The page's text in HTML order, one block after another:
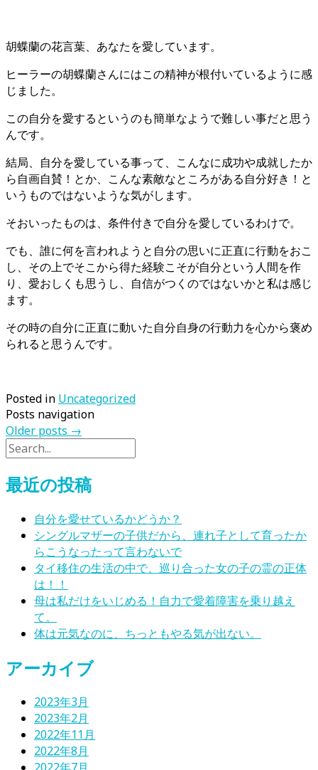
胡蝶蘭の花言葉、あなたを愛しています。
ヒーラーの胡蝶蘭さんにはこの精神が根付いているように感
じました。
この自分を愛するというのも簡単なようで難しい事だと思う
んです。
結局、自分を愛している事って、こんなに成功や成就したか
ら自画自賛！とか、こんな素敵なところがある自分好き！と
いうものではないような気がします。
そおいったものは、条件付きで自分を愛しているわけで。
でも、誰に何を言われようと自分の思いに正直に行動をおこ
し、その上でそこから得た経験こそが自分という人間を作
り、愛おしくも思うし、自信がつくのではないかと私は感じ
ます。
その時の自分に正直に動いた自分自身の行動力を心から褒め
られると思うんです。
Posted in Uncategorized
Posts navigation
Older posts →
最近の投稿
自分を愛せているかどうか？
シングルマザーの子供だから、連れ子として育ったか
らこうなったって言わないで
タイ移住の生活の中で、巡り合った女の子の霊の正体
は！！
母は私だけをいじめる！自力で愛着障害を乗り越え
て。
体は元気なのに、ちっともやる気が出ない。
アーカイブ
2023年3月
2023年2月
2022年11月
2022年8月